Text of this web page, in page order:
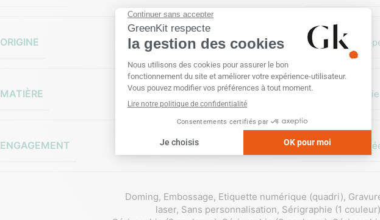
ORIGINE Hors
MATIÈRE Carton/
ENGAGEMENT Matière
Doming, Embossage, Etiquette numérique (quadri),
laser, Sans personnalisation, Sérigraphie (1 couleur)